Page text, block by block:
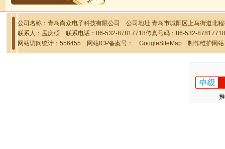
公司名称：青岛尚众电子科技有限公司 公司地址:青岛市城阳区上马街道北
联系人：孟庆硕 联系电话：86-532-87817718传真号码：86-532-
网站访问统计：556455 网站ICP备案号： GoogleSiteMap 制作维护网站